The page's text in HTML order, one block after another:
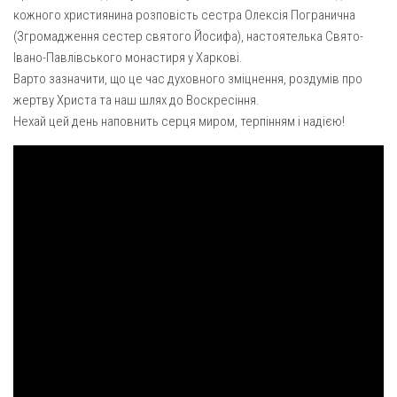
Архистратига Михаїла (м. Люботин)
Покрови Пресвятої Богородиці (с. Вільча)
Преображенська парафія (м. Лозова)
Парафія Благовіщення Пресвятої Богородиці (смт
Золочів)
Парафія Різдва Пресвятої Богородиці м. Берестин
Газета Християнський голос
Надруковані числа
Молитви
Галерея
кожного християнина розповість сестра Олексія Погранична
(Згромадження сестер святого Йосифа), настоятелька Свято-
Івано-Павлівського монастиря у Харкові.
Варто зазначити, що це час духовного зміцнення, роздумів про
жертву Христа та наш шлях до Воскресіння.
Нехай цей день наповнить серця миром, терпінням і надією!